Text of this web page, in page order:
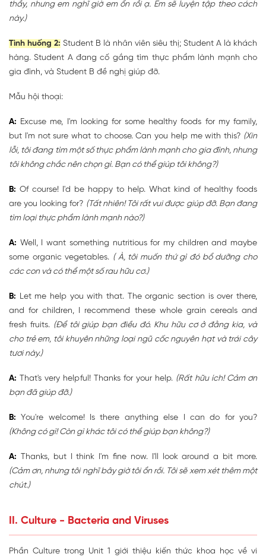
thầy, nhưng em nghĩ giờ em ổn rồi ạ. Em sẽ luyện tập theo cách
này.)
Tình huống 2: Student B là nhân viên siêu thị; Student A là khách
hàng. Student A đang cố gắng tìm thực phẩm lành mạnh cho
gia đình, và Student B đề nghị giúp đỡ.
Mẫu hội thoại:
A: Excuse me, I'm looking for some healthy foods for my family,
but I'm not sure what to choose. Can you help me with this? (Xin
lỗi, tôi đang tìm một số thực phẩm lành mạnh cho gia đình, nhưng
tôi không chắc nên chọn gì. Bạn có thể giúp tôi không?)
B: Of course! I'd be happy to help. What kind of healthy foods
are you looking for? (Tất nhiên! Tôi rất vui được giúp đỡ. Bạn đang
tìm loại thực phẩm lành mạnh nào?)
A: Well, I want something nutritious for my children and maybe
some organic vegetables. ( À, tôi muốn thứ gì đó bổ dưỡng cho
các con và có thể một số rau hữu cơ.)
B: Let me help you with that. The organic section is over there,
and for children, I recommend these whole grain cereals and
fresh fruits. (Để tôi giúp bạn điều đó. Khu hữu cơ ở đằng kia, và
cho trẻ em, tôi khuyên những loại ngũ cốc nguyên hạt và trái cây
tươi này.)
A: That's very helpful! Thanks for your help. (Rất hữu ích! Cảm ơn
bạn đã giúp đỡ.)
B: You're welcome! Is there anything else I can do for you?
(Không có gì! Còn gì khác tôi có thể giúp bạn không?)
A: Thanks, but I think I'm fine now. I'll look around a bit more.
(Cảm ơn, nhưng tôi nghĩ bây giờ tôi ổn rồi. Tôi sẽ xem xét thêm một
chút.)
II. Culture - Bacteria and Viruses
Phần Culture trong Unit 1 giới thiệu kiến thức khoa học về vi